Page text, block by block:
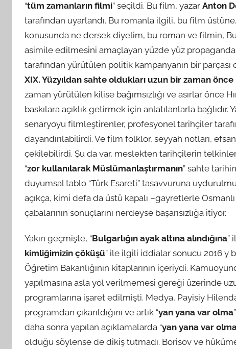
“tüm zamanların filmi” seçildi. Bu film, yazar Anton
tarafından uyarlandı. Bu romanla ilgili, bu film
konusunda ne dersek diyelim, bu roman ve filmin,
asimile edilmesini amaçlayan yüzde yüz
tarafından yürütülen politik kampanyanın bir
XIX. Yüzyıldan sahte oldukları uzun bir zaman önce
zaman yürütülen kilise bağımsızlığı ve asırlar önce
baskılara açıklık getirmek için anlatılanlarla
senaryoyu filmleştirenler, profesyonel tarihçiler
dayandırılabilirdi. Ve film folklor, seyyah notları,
çekilebilirdi. Şu da var, meslekten tarihçilerin
“zor kullanılarak Müslümanlaştırmanın” sahte
duyumsal tablo “Türk Esareti” tasavvuruna
açıkça, kimi defa da üstü kapalı –gayretlerle
çabalarının sonuçlarını nerdeyse başarısızlığa itiyor.
Yakın geçmişte, “Bulgarlığın ayak altına alındığına”
kimliğimizin çöküşü” ile ilgili iddialar sonucu 2016 y
Öğretim Bakanlığının kitaplarının içeriydi.
yapılmasına asla yol verilmemesi gereği üzerinde
programlarına işaret edilmişti. Medya, Payisiy
programdan çıkarıldığını ve artık “yan yana var olma
daha sonra yapılan açıklamalarda “yan yana var
olduğu söylense de dikiş tutmadı. Borisov ve